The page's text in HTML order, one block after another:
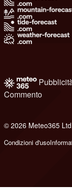
Commento
© 2026 Meteo365
Condizioni d'uso